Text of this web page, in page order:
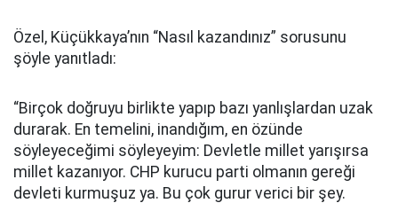
Özel, Küçükkaya’nın “Nasıl kazandınız” sorusunu
şöyle yanıtladı:
“Birçok doğruyu birlikte yapıp bazı yanlışlardan uzak
durarak. En temelini, inandığım, en özünde
söyleyeceğimi söyleyeyim: Devletle millet yarışırsa
millet kazanıyor. CHP kurucu parti olmanın gereği
devleti kurmuşuz ya. Bu çok gurur verici bir şey.